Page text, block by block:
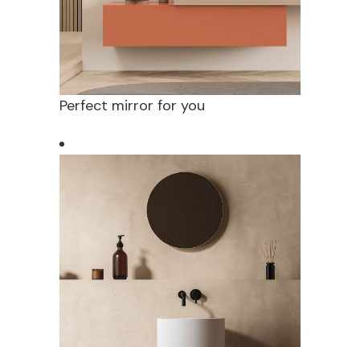
Perfect mirror for you